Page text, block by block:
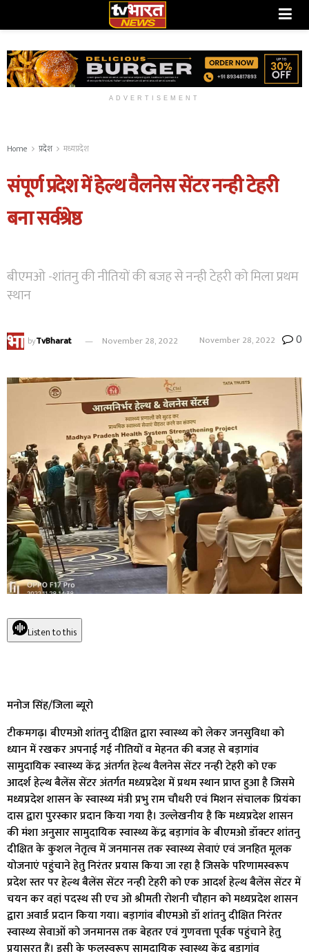
ADVERTISEMENT
Home प्रदेश मध्यप्रदेश
संपूर्ण प्रदेश में हेल्थ वैलनेस सेंटर नन्ही टेहरी
बना सर्वश्रेष्ठ
बीएमओ -शांतनु की नीतियों की बजह से नन्ही टेहरी को मिला प्रथम
स्थान
byTvBharat November 28, 2022 November 28, 2022 0
Listen to this
मनोज सिंह/जिला ब्यूरो
टीकमगढ़। बीएमओ शांतनु दीक्षित द्वारा स्वास्थ्य को लेकर जनसुविधा को
ध्यान में रखकर अपनाई गई नीतियों व मेहनत की बजह से बड़ागांव
सामुदायिक स्वास्थ्य केंद्र अंतर्गत हेल्थ वैलनेस सेंटर नन्ही टेहरी को एक
आदर्श हेल्थ बैलेंस सेंटर अंतर्गत मध्यप्रदेश में प्रथम स्थान प्राप्त हुआ है जिसमे
मध्यप्रदेश शासन के स्वास्थ्य मंत्री प्रभु राम चौधरी एवं मिशन संचालक प्रियंका
दास द्वारा पुरस्कार प्रदान किया गया है। उल्लेखनीय है कि मध्यप्रदेश शासन
की मंशा अनुसार सामुदायिक स्वास्थ्य केंद्र बड़ागांव के बीएमओ डॉक्टर शांतनु
दीक्षित के कुशल नेतृत्व में जनमानस तक स्वास्थ्य सेवाएं एवं जनहित मूलक
योजनाएं पहुंचाने हेतु निरंतर प्रयास किया जा रहा है जिसके परिणामस्वरूप
प्रदेश स्तर पर हेल्थ बैलेंस सेंटर नन्ही टेहरी को एक आदर्श हेल्थ बैलेंस सेंटर में
चयन कर वहां पदस्थ सी एच ओ श्रीमती रोशनी चौहान को मध्यप्रदेश शासन
द्वारा अवार्ड प्रदान किया गया। बड़ागांव बीएमओ डॉ शांतनु दीक्षित निरंतर
स्वास्थ्य सेवाओं को जनमानस तक बेहतर एवं गुणवत्ता पूर्वक पहुंचाने हेतु